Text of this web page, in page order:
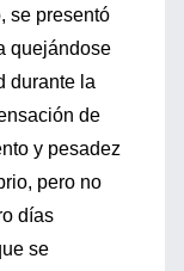
se presentó
quejándose
durante la
de
y pesadez
pero no
días
se